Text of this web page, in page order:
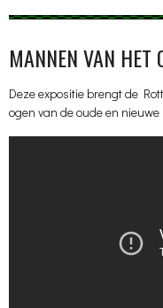
MANNEN VAN HET
Deze expositie brengt de
ogen van de oude en nieuwe